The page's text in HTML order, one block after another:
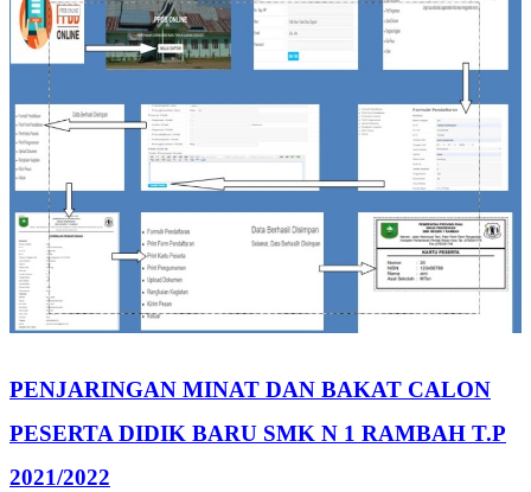
PENJARINGAN MINAT DAN BAKAT CALON
PESERTA DIDIK BARU SMK N 1 RAMBAH T.P
2021/2022